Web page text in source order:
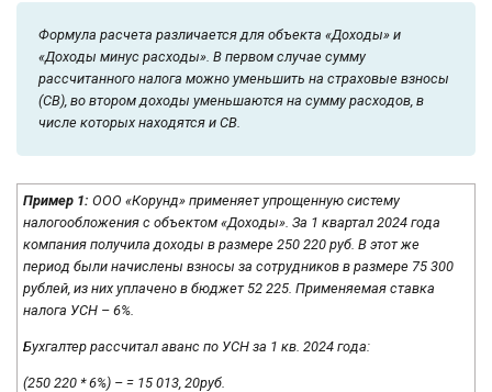
Формула расчета различается для объекта «Доходы» и
«Доходы минус расходы». В первом случае сумму
рассчитанного налога можно уменьшить на страховые взносы
(СВ), во втором доходы уменьшаются на сумму расходов, в
числе которых находятся и СВ.
Пример 1: ООО «Корунд» применяет упрощенную систему
налогообложения с объектом «Доходы». За 1 квартал 2024 года
компания получила доходы в размере 250 220 руб. В этот же
период были начислены взносы за сотрудников в размере 75 300
рублей, из них уплачено в бюджет 52 225. Применяемая ставка
налога УСН – 6%.
Бухгалтер рассчитал аванс по УСН за 1 кв. 2024 года:
(250 220 * 6%) – = 15 013, 20руб.